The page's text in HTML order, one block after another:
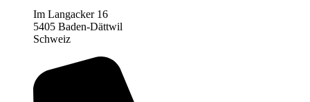
Im Langacker 16
5405 Baden-Dättwil
Schweiz